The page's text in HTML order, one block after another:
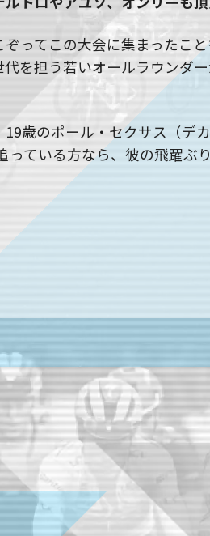
ってこの大会に集まったこと
を担う若いオールラウンダ
歳のポール・セクサス（デ
っている方なら、彼の飛躍ぶ